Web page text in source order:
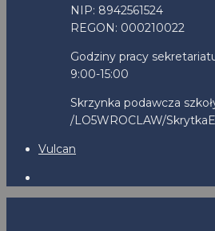
NIP: 8942561524
REGON: 000210022
Godziny pracy
9:00-15:00
Skrzynka podawcza
/LO5WROCLAW/
Vulcan